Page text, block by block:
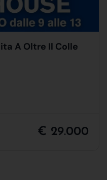
A Oltre Il Colle
€ 29.000